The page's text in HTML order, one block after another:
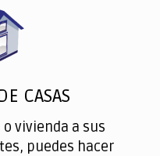
CASAS
vivienda a sus
puedes hacer